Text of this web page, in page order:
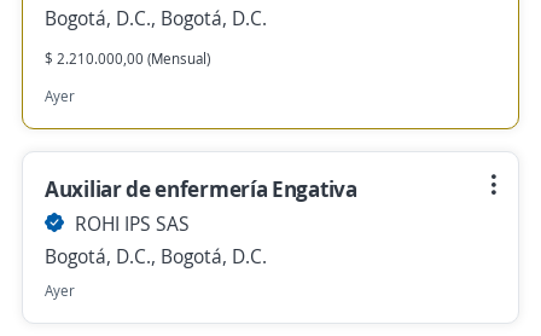
Bogotá, D.C., Bogotá, D.C.
$ 2.210.000,00 (Mensual)
Ayer
Auxiliar de enfermería Engativa
ROHI IPS SAS
Bogotá, D.C., Bogotá, D.C.
Ayer